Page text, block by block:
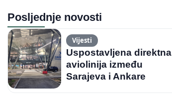
Posljednje novosti
Vijesti
Uspostavljena direktna
aviolinija između
Sarajeva i Ankare